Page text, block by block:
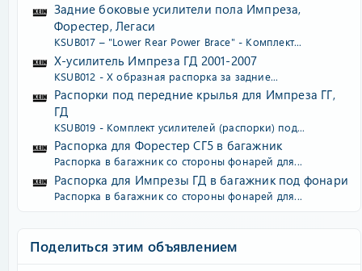
Задние боковые усилители пола Импреза,
Форестер, Легаси
KSUB017 – "Lower Rear Power Brace" - Комплект...
Х-усилитель Импреза ГД 2001-2007
KSUB012 - Х образная распорка за задние...
Распорки под передние крылья для Импреза ГГ,
ГД
KSUB019 - Комплект усилителей (распорки) под...
Распорка для Форестер СГ5 в багажник
Распорка в багажник со стороны фонарей для...
Распорка для Импрезы ГД в багажник под фонари
Распорка в багажник со стороны фонарей для...
Поделиться этим объявлением